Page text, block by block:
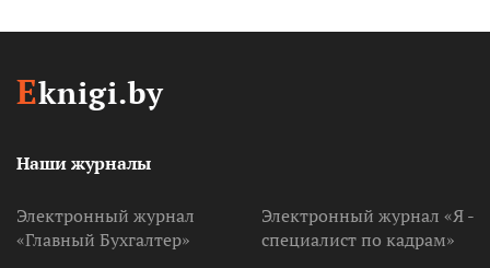
Eknigi.by
Наши журналы
Электронный журнал
«Главный Бухгалтер»
Электронный журнал «Я -
специалист по кадрам»